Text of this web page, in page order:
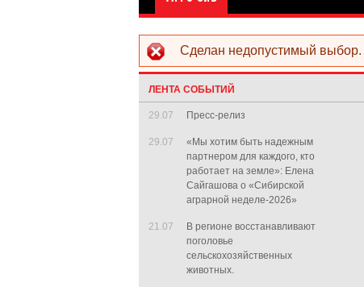
Сообщение об
Сделан недопустимый выбор.
ЛЕНТА СОБЫТИЙ
29.07 Пресс-релиз
29.07
«Мы хотим быть надежным
партнером для каждого, кто
работает на земле»: Елена
Сайгашова о «Сибирской
аграрной неделе-2026»
21.07
В регионе восстанавливают
поголовье
сельскохозяйственных
животных.